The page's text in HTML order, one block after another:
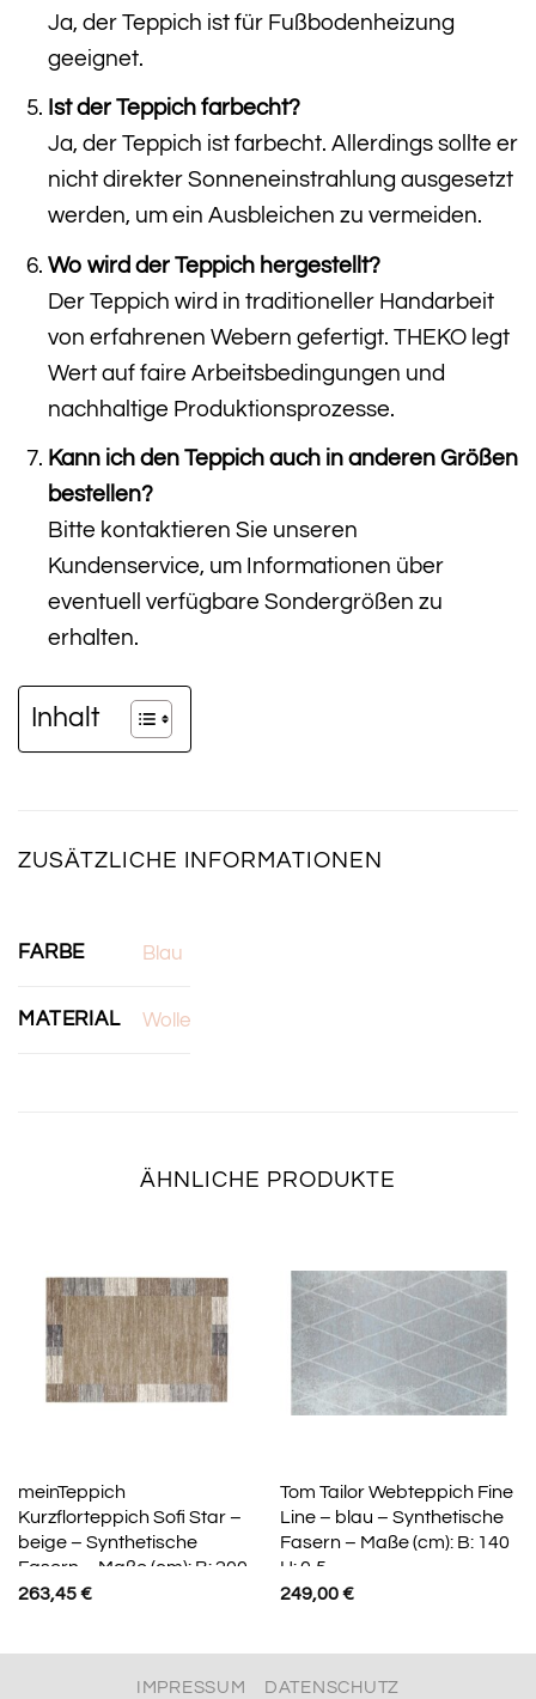
Ja, der Teppich ist für Fußbodenheizung
geeignet.
Ist der Teppich farbecht?
Ja, der Teppich ist farbecht. Allerdings sollte er
nicht direkter Sonneneinstrahlung ausgesetzt
werden, um ein Ausbleichen zu vermeiden.
Wo wird der Teppich hergestellt?
Der Teppich wird in traditioneller Handarbeit
von erfahrenen Webern gefertigt. THEKO legt
Wert auf faire Arbeitsbedingungen und
nachhaltige Produktionsprozesse.
Kann ich den Teppich auch in anderen Größen
bestellen?
Bitte kontaktieren Sie unseren
Kundenservice, um Informationen über
eventuell verfügbare Sondergrößen zu
erhalten.
Inhalt
ZUSÄTZLICHE INFORMATIONEN
FARBE Blau
MATERIAL Wolle
ÄHNLICHE PRODUKTE
meinTeppich
Kurzflorteppich Sofi Star –
beige – Synthetische
Fasern – Maße (cm): B: 200
263,45€
Tom Tailor Webteppich Fine
Line – blau – Synthetische
Fasern – Maße (cm): B: 140
H: 0,5
249,00€
IMPRESSUM DATENSCHUTZ